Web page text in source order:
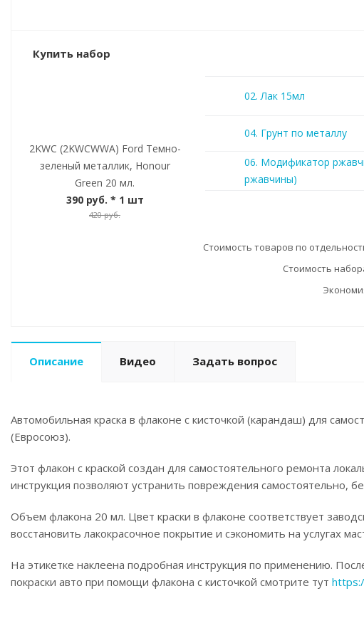
Купить набор
2KWC (2KWCWWA) Ford Темно-
зеленый металлик, Honour
Green 20 мл.
390 руб. * 1 шт
420 руб.
02. Лак 15мл
04. Грунт по металлу
06. Модификатор
ржавчины)
Стоимость товаров по
Стоимость
Описание Видео Задать вопрос
Автомобильная краска в флаконе с кисточкой (карандаш) для
(Евросоюз).
Этот флакон с краской создан для самостоятельного ремонта
инструкция позволяют устранить повреждения самостоятельно,
Объем флакона 20 мл. Цвет краски в флаконе соответствует
восстановить лакокрасочное покрытие и сэкономить на услугах
На этикетке наклеена подробная инструкция по применению.
покраски авто при помощи флакона с кисточкой смотрите тут